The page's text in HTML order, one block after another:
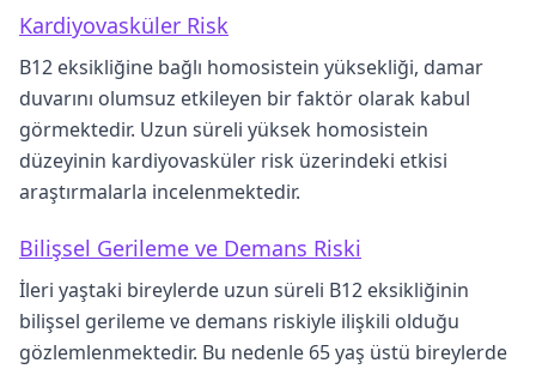
Kardiyovasküler Risk
B12 eksikliğine bağlı homosistein yüksekliği, damar
duvarını olumsuz etkileyen bir faktör olarak kabul
görmektedir. Uzun süreli yüksek homosistein
düzeyinin kardiyovasküler risk üzerindeki etkisi
araştırmalarla incelenmektedir.
Bilişsel Gerileme ve Demans Riski
İleri yaştaki bireylerde uzun süreli B12 eksikliğinin
bilişsel gerileme ve demans riskiyle ilişkili olduğu
gözlemlenmektedir. Bu nedenle 65 yaş üstü bireylerde